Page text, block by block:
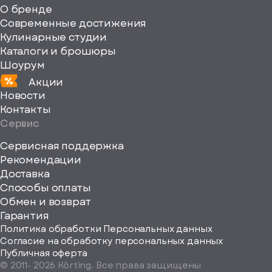
О бренде
Современные достижения
Кулинарные студии
Каталоги и брошюры
Шоурум
Акции
Новости
Контакты
Сервис
Сервисная поддержка
Рекомендации
Доставка
Способы оплаты
Обмен и возврат
Гарантия
Политика обработки Персональных данных
Согласие на обработку персональных данных
Публичная оферта
© 2011- 2026 Körting. Все права защищены